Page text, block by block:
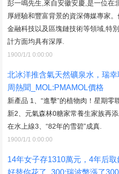
彭一鳴先生,來自安徽安慶,是一位在
厚經驗和豐富背景的資深傳媒專家
金融科技以及區塊鏈技術等領域,特
計方面均具有深厚.
1900/1/1 0:00:00
北冰洋推含氣天然礦泉水，瑞
周熱聞_MOL:PMAMOL價格
新產品 1、“進擊”的植物肉！星期零
新2、元氣森林0糖家常養生家族再
在水上線3、“82年的雪碧”成真.
1900/1/1 0:00:00
14年女子存1310萬元，4年后
好替你花了_300:瑞波幣漲了